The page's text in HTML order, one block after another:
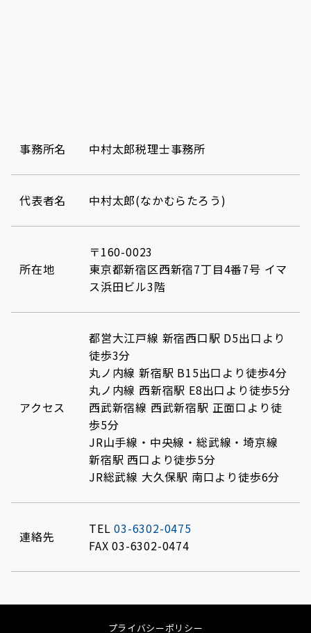
事務所名 中村太郎税理士事務所
代表者名 中村太郎(なかむらたろう)
所在地
〒160-0023
東京都新宿区西新宿7丁目4番7号 イマ
ス浜田ビル3階
アクセス
都営大江戸線 新宿西口駅 D5出口より
徒歩3分
丸ノ内線 新宿駅 B15出口より徒歩4分
丸ノ内線 西新宿駅 E8出口より徒歩5分
西武新宿線 西武新宿駅 正面口より徒
歩5分
JR山手線・中央線・総武線・埼京線
新宿駅 西口より徒歩5分
JR総武線 大久保駅 南口より徒歩6分
連絡先 TEL03-6302-0475
FAX 03-6302-0474
プライバシーポリシー